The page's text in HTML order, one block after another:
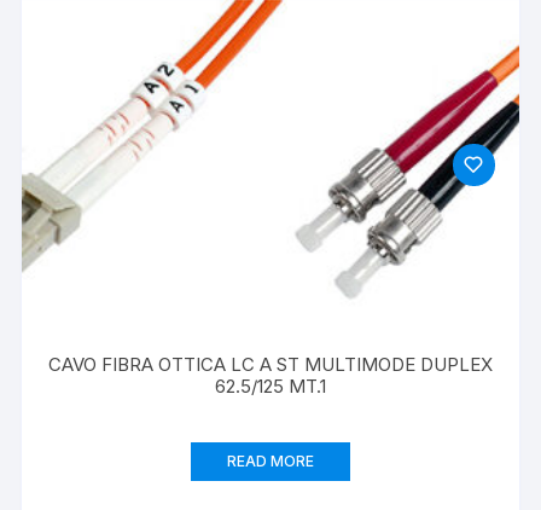
CAVO FIBRA OTTICA LC A ST MULTIMODE DUPLEX
62.5/125 MT.1
READ MORE